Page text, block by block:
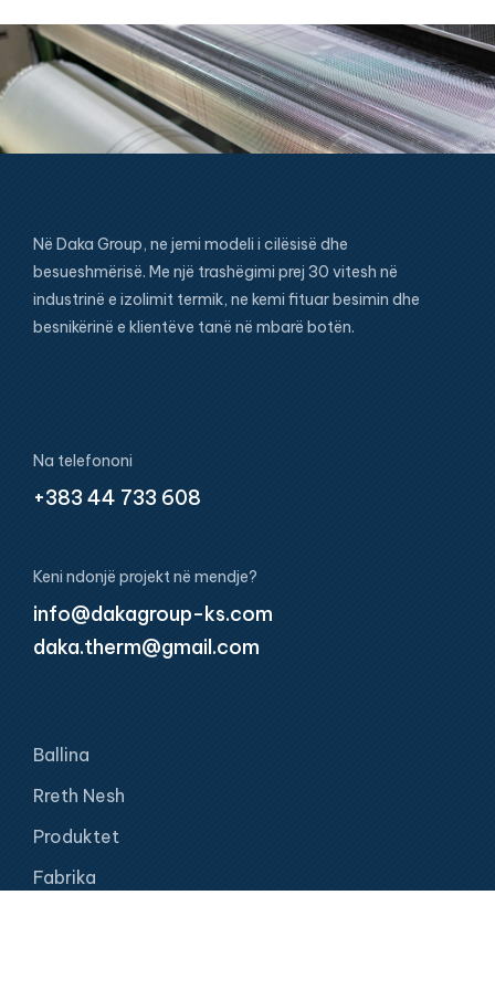
Në Daka Group, ne jemi modeli i cilësisë dhe
besueshmërisë. Me një trashëgimi prej 30 vitesh në
industrinë e izolimit termik, ne kemi fituar besimin dhe
besnikërinë e klientëve tanë në mbarë botën.
Na telefononi
+383 44 733 608
Keni ndonjë projekt në mendje?
info@dakagroup-ks.com
daka.therm@gmail.com
Ballina
Rreth Nesh
Produktet
Fabrika